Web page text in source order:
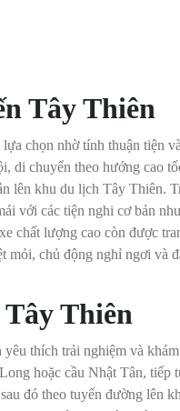
Tây Thiên
chọn nhờ tính thuận tiện
di chuyển theo hướng cao
lên khu du lịch Tây Thiên.
với các tiện nghi cơ bản
chất lượng cao còn được
mỏi, chủ động nghỉ ngơi và
Tây Thiên
thích trải nghiệm và
hoặc cầu Nhật Tân, tiếp
đó theo tuyến đường lên